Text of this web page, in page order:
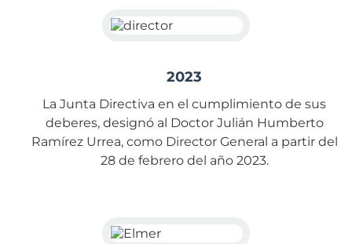
2023
La Junta Directiva en el cumplimiento de sus
deberes, designó al Doctor Julián Humberto
Ramírez Urrea, como Director General a partir del
28 de febrero del año 2023.